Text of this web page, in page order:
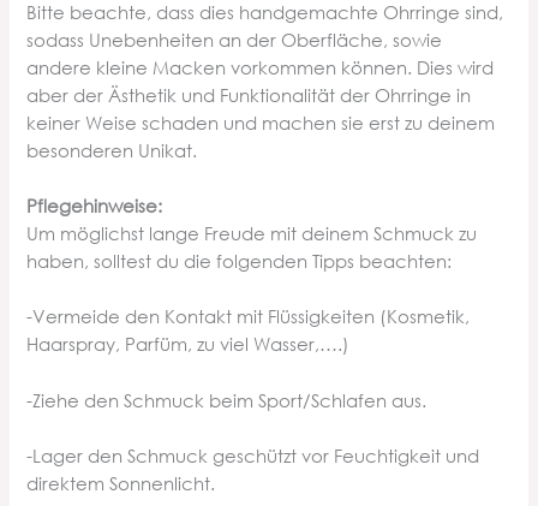
Bitte beachte, dass dies handgemachte Ohrringe sind,
sodass Unebenheiten an der Oberfläche, sowie
andere kleine Macken vorkommen können. Dies wird
aber der Ästhetik und Funktionalität der Ohrringe in
keiner Weise schaden und machen sie erst zu deinem
besonderen Unikat.
Pflegehinweise:
Um möglichst lange Freude mit deinem Schmuck zu
haben, solltest du die folgenden Tipps beachten:
-Vermeide den Kontakt mit Flüssigkeiten (Kosmetik,
Haarspray, Parfüm, zu viel Wasser,….)
-Ziehe den Schmuck beim Sport/Schlafen aus.
-Lager den Schmuck geschützt vor Feuchtigkeit und
direktem Sonnenlicht.